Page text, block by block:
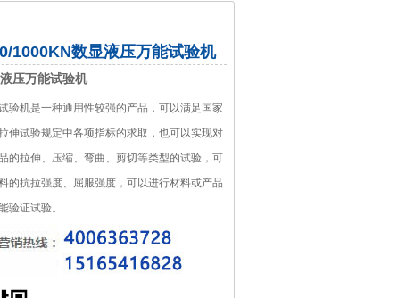
1000KN数显液压万能试验机
液压万能试验机
验机是一种通用性较强的产品，可以满足国家
伸试验规定中各项指标的求取，也可以实现对
的拉伸、压缩、弯曲、剪切等类型的试验，可
的抗拉强度、屈服强度，可以进行材料或产品
验证试验。